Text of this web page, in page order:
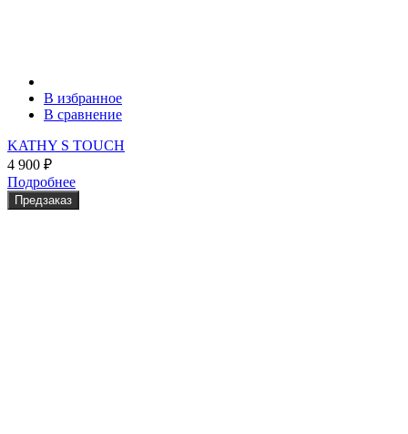
В избранное
В сравнение
KATHY S TOUCH
4 900 ₽
Подробнее
Предзаказ